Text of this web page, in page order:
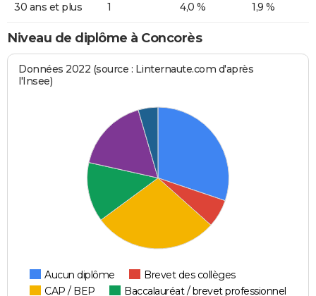
30 ans et plus 1 4,0 % 1,9 %
Niveau de diplôme à Concorès
Données 2022 (source : Linternaute.com d'après
l'Insee)
Aucun diplôme
Brevet des collèges
CAP / BEP
Baccalauréat / brevet professionnel